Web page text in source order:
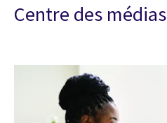
Centre des médias